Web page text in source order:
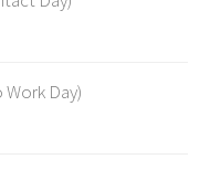
Work Day)